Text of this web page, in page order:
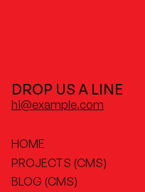
DROP US A LINE
hi@example.com
HOME
PROJECTS (CMS)
BLOG (CMS)